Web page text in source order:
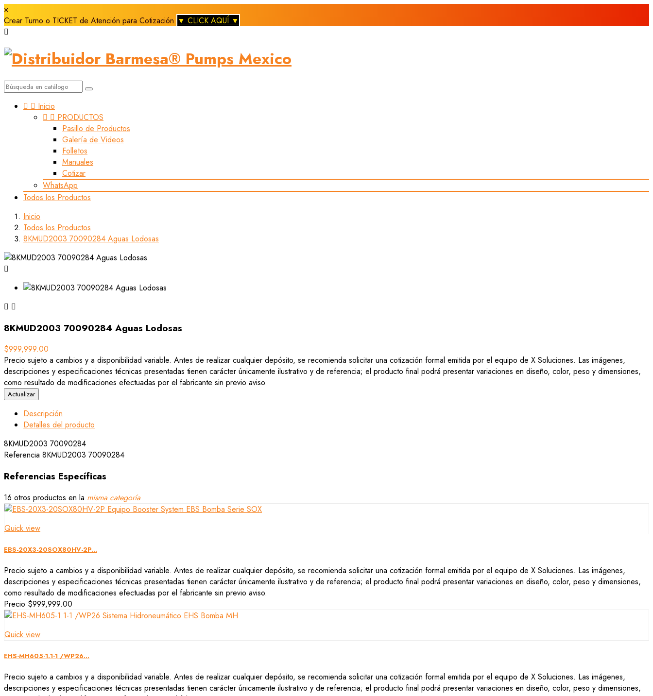
×
Crear Turno o TICKET de Atención para Cotización ▼ CLICK AQUÍ ▼

  Inicio
  PRODUCTOS
Pasillo de Productos
Galería de Videos
Folletos
Manuales
Cotizar
WhatsApp
Todos los Productos
Inicio
Todos los Productos
8KMUD2003 70090284 Aguas Lodosas

 
8KMUD2003 70090284 Aguas Lodosas
$999,999.00
Precio sujeto a cambios y a disponibilidad variable. Antes de realizar cualquier depósito, se recomienda solicitar una cotización formal emitida por el equipo de X Soluciones. Las imágenes,
descripciones y especificaciones técnicas presentadas tienen carácter únicamente ilustrativo y de referencia; el producto final podrá presentar variaciones en diseño, color, peso y dimensiones,
como resultado de modificaciones efectuadas por el fabricante sin previo aviso.
Descripción
Detalles del producto
8KMUD2003 70090284
Referencia 8KMUD2003 70090284
Referencias Específicas
16 otros productos en la misma categoría
Quick view
EBS-20X3-20SOX80HV-2P...
Precio sujeto a cambios y a disponibilidad variable. Antes de realizar cualquier depósito, se recomienda solicitar una cotización formal emitida por el equipo de X Soluciones. Las imágenes,
descripciones y especificaciones técnicas presentadas tienen carácter únicamente ilustrativo y de referencia; el producto final podrá presentar variaciones en diseño, color, peso y dimensiones,
como resultado de modificaciones efectuadas por el fabricante sin previo aviso.
Precio $999,999.00
Quick view
EHS-MH605-1.1-1 /WP26...
Precio sujeto a cambios y a disponibilidad variable. Antes de realizar cualquier depósito, se recomienda solicitar una cotización formal emitida por el equipo de X Soluciones. Las imágenes,
descripciones y especificaciones técnicas presentadas tienen carácter únicamente ilustrativo y de referencia; el producto final podrá presentar variaciones en diseño, color, peso y dimensiones,